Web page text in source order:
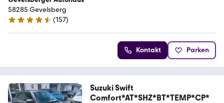
58285 Gevelsberg
4.3 Sterne
(157)
Kontakt Parken
Suzuki Swift
Comfort*AT*SHZ*BT*TEMP*CP*